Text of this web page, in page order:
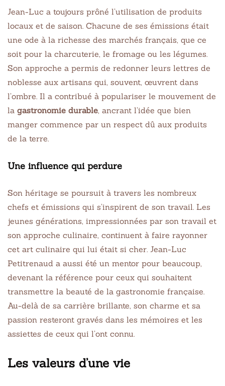
Jean-Luc a toujours prôné l’utilisation de produits
locaux et de saison. Chacune de ses émissions était
une ode à la richesse des marchés français, que ce
soit pour la charcuterie, le fromage ou les légumes.
Son approche a permis de redonner leurs lettres de
noblesse aux artisans qui, souvent, œuvrent dans
l’ombre. Il a contribué à populariser le mouvement de
la gastronomie durable, ancrant l’idée que bien
manger commence par un respect dû aux produits
de la terre.
Une influence qui perdure
Son héritage se poursuit à travers les nombreux
chefs et émissions qui s’inspirent de son travail. Les
jeunes générations, impressionnées par son travail et
son approche culinaire, continuent à faire rayonner
cet art culinaire qui lui était si cher. Jean-Luc
Petitrenaud a aussi été un mentor pour beaucoup,
devenant la référence pour ceux qui souhaitent
transmettre la beauté de la gastronomie française.
Au-delà de sa carrière brillante, son charme et sa
passion resteront gravés dans les mémoires et les
assiettes de ceux qui l’ont connu.
Les valeurs d’une vie